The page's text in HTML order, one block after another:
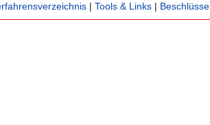
| Tools & Links | Beschlüsse